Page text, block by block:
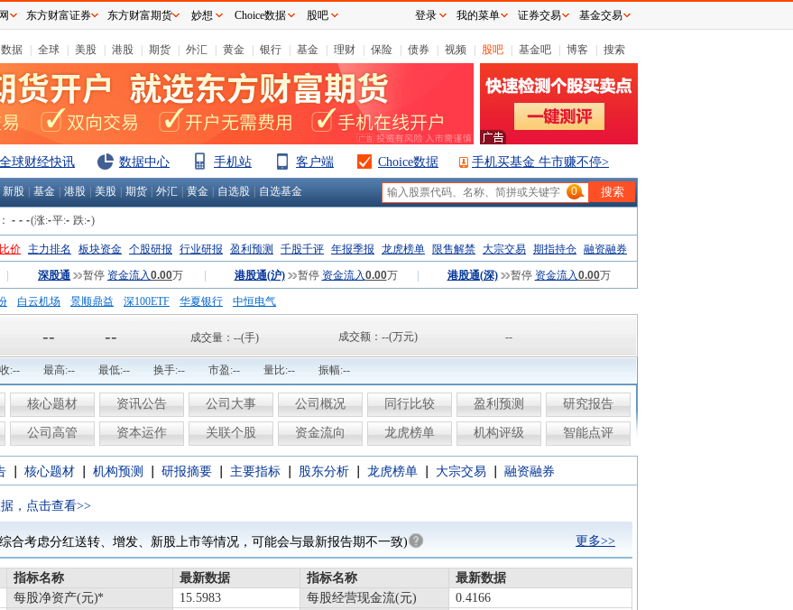
数据 全球 美股 港股 期货 外汇 黄金 银行 基金 理财 保险 债券 视频 股吧 基金吧 博客 搜索
全球财经快讯 数据中心 手机站 客户端 Choice数据 手机买基金 牛市赚不停>
新股 基金 港股 美股 期货 外汇 黄金 自选股 自选基金 0
： - - -(涨:-平:- 跌:-)
价 主力排名 板块资金 个股研报 行业研报 盈利预测 千股千评 年报季报 龙虎榜单 限售解禁 大宗交易 期指持仓 融资融券
深股通 暂停 资金流入0.00万 港股通(沪) 暂停 资金流入0.00万 港股通(深) 暂停 资金流入0.00万
白云机场 景顺鼎益 深100ETF 华夏银行
中恒电气
-- -- 成交量： --(手) 成交额： --(万元) --
:-- 最高:-- 最低:-- 换手:-- 市盈:-- 量比:-- 振幅:--
核心题材 资讯公告 公司大事 公司概况 同行比较 盈利预测 研究报告
公司高管 资本运作 关联个股 资金流向 龙虎榜单 机构评级 智能点评
核心题材 机构预测 研报摘要 主要指标 股东分析 龙虎榜单 大宗交易 融资融券
，点击查看>>
合考虑分红送转、增发、新股上市等情况，可能会与最新报告期不一致) 更多>>
指标名称 最新数据 指标名称
最新数据
每股净资产(元) 15.5983 每股经营现金流(元)
0.4166
东方财富证券 东方财富期货 妙想 Choice数据 股吧 登录 我的菜单 证券交易 基金交易